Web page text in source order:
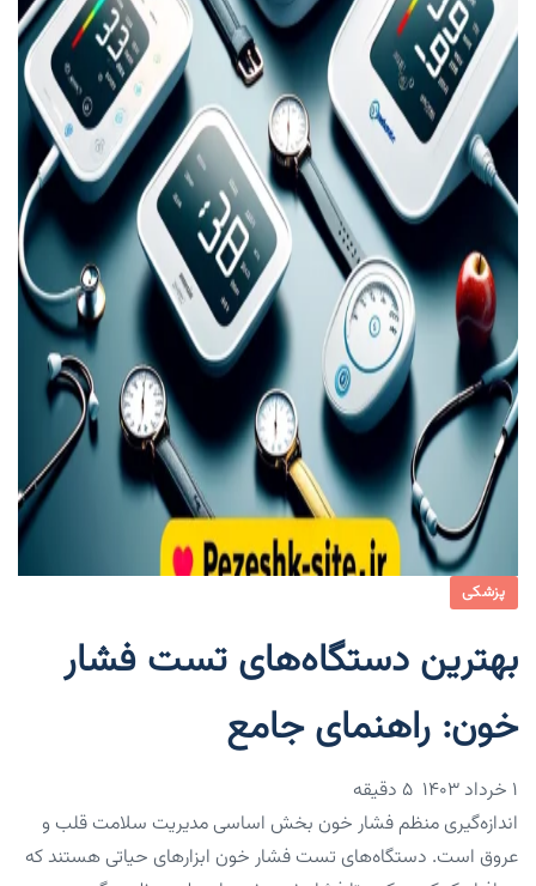
پزشکی
بهترین دستگاه‌های تست فشار
خون: راهنمای جامع
۱ خرداد ۱۴۰۳
اندازه‌گیری منظم فشار خون بخش اساسی مدیریت سلامت قلب و
عروق است. دستگاه‌های تست فشار خون ابزارهای حیاتی هستند که